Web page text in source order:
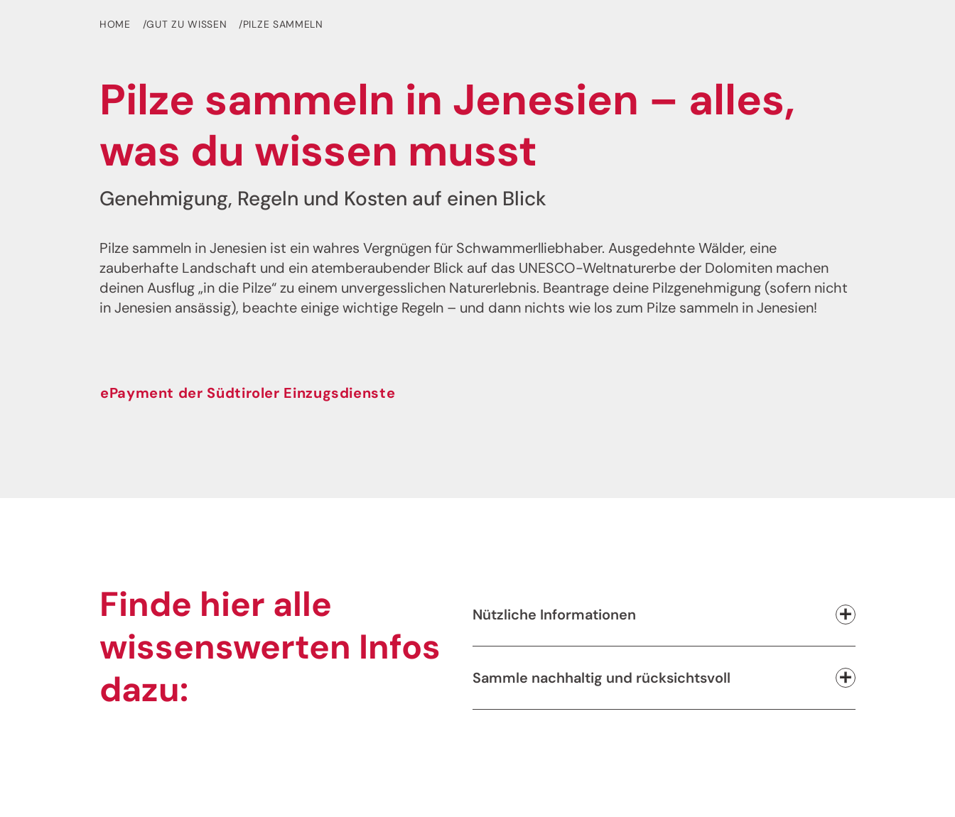
HOME GUT ZU WISSEN PILZE SAMMELN
Pilze sammeln in Jenesien – alles,
was du wissen musst
Genehmigung, Regeln und Kosten auf einen Blick
Pilze sammeln in Jenesien ist ein wahres Vergnügen für Schwammerlliebhaber. Ausgedehnte Wälder, eine
zauberhafte Landschaft und ein atemberaubender Blick auf das UNESCO-Weltnaturerbe der Dolomiten machen
deinen Ausflug „in die Pilze“ zu einem unvergesslichen Naturerlebnis. Beantrage deine Pilzgenehmigung (sofern nicht
in Jenesien ansässig), beachte einige wichtige Regeln – und dann nichts wie los zum Pilze sammeln in Jenesien!
ePayment der Südtiroler Einzugsdienste
Finde hier alle
wissenswerten Infos
dazu:
Nützliche Informationen
Sammle nachhaltig und rücksichtsvoll